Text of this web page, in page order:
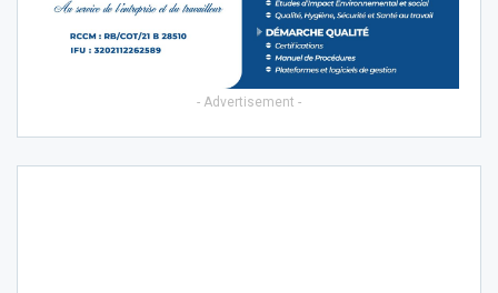
- Advertisement -